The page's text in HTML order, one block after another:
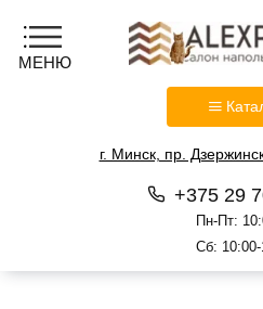
г. Минск, пр.
+375 29
Пн-Пт:
Сб: